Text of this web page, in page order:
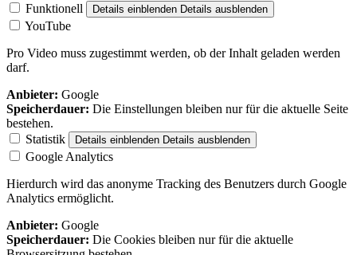
Funktionell
Details einblenden Details ausblenden
YouTube
Pro Video muss zugestimmt werden, ob der Inhalt geladen werden
darf.
Anbieter: Google
Speicherdauer: Die Einstellungen bleiben nur für die aktuelle Seite
bestehen.
Statistik
Details einblenden Details ausblenden
Google Analytics
Hierdurch wird das anonyme Tracking des Benutzers durch Google
Analytics ermöglicht.
Anbieter: Google
Speicherdauer: Die Cookies bleiben nur für die aktuelle